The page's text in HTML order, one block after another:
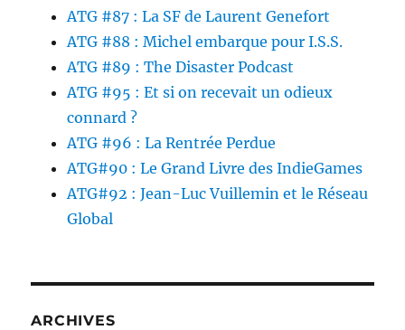
ATG #87 : La SF de Laurent Genefort
ATG #88 : Michel embarque pour I.S.S.
ATG #89 : The Disaster Podcast
ATG #95 : Et si on recevait un odieux
connard ?
ATG #96 : La Rentrée Perdue
ATG#90 : Le Grand Livre des IndieGames
ATG#92 : Jean-Luc Vuillemin et le Réseau
Global
ARCHIVES